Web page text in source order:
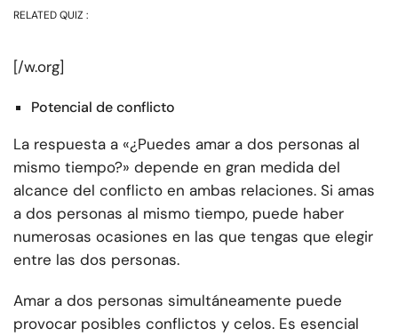
RELATED QUIZ :
[/w.org]
Potencial de conflicto
La respuesta a «¿Puedes amar a dos personas al
mismo tiempo?» depende en gran medida del
alcance del conflicto en ambas relaciones. Si amas
a dos personas al mismo tiempo, puede haber
numerosas ocasiones en las que tengas que elegir
entre las dos personas.
Amar a dos personas simultáneamente puede
provocar posibles conflictos y celos. Es esencial